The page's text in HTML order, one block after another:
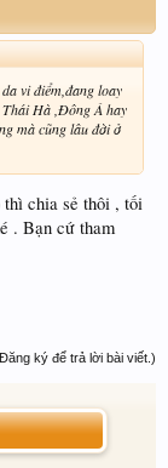
vi điểm,đang loay
Thái Hà ,Đông Á hay
mà cũng lâu đời ở
thì chia sẻ thôi , tối
. Bạn cứ tham
ký để trả lời bài viết.)